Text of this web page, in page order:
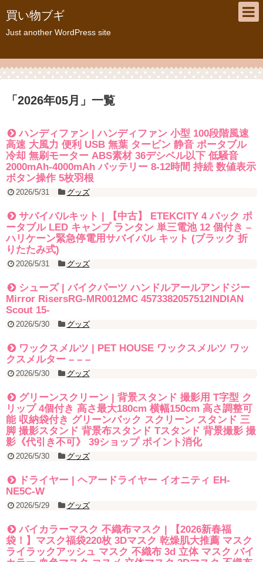
買い物ブギ
Just another WordPress site
「 2026年05月 」 一覧
ハンディファン | ハンディファン 小型 100段階風速
高速 大風力 便利 USB 無葉 タービン 静音 ポータブル
冷却 無刷モーター ABS素材 36デシベル以下 低騒音
2000mAh-4000mAh バッテリー 8-12時間 持続 数値表示
ボタン操作 5枚羽根
2026/5/31 グッズ
サバイバルキット | 【中古】 ETEKCITY 4 パック ポ
ータブル LED キャンプ ランタン 単三電池 12 個付き –
ハリケーン緊急停電用サバイバル キット (ブラック 折
りたたみ式)
2026/5/31 グッズ
シューズ | バイクパーツ ハンドルアールアンドジー
Mirror RisersRG-MR0012MC 4573382057512INDIAN
Scout 15-
2026/5/30 グッズ
ワックスメルツ | PET HOUSE ワックスメルツ ワッ
クスメルター – – –
2026/5/30 グッズ
グリーンスクリーン | 背景スタンド 撮影用 T字型 ク
リップ 4個付き 高さ最大180cm 横幅150cm 高さ調整可
能 収納袋付き グリーンバック スクリーン スタンド 三
脚 撮影スタンド 背景布スタンド Tスタンド 背景撮影 撮
影《代引き不可》 39ショップ ポイント消化
2026/5/30 グッズ
ドライヤー | ヘアードライヤー イオニティ EH-
NE5C-W
2026/5/29 グッズ
バイカラーマスク 不織布マスク | 【2026新春福
袋！】マスク福袋220枚 3Dマスク 乾燥肌大推薦 マスク
ライラックアッシュ マスク 不織布 3d 立体 マスク バイ